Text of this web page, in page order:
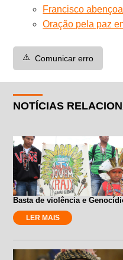
Francisco
Oração pela paz
⚠️ Comunicar erro
NOTÍCIAS
Basta de violência e
LER MAIS